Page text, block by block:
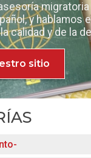
migratoria
y hablamos
calidad y de la
sitio